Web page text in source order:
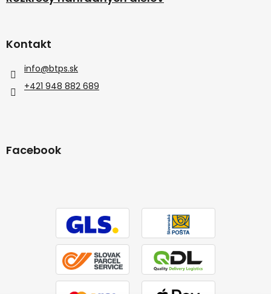
Kontakt
info@btps.sk
+421 948 882 689
Facebook